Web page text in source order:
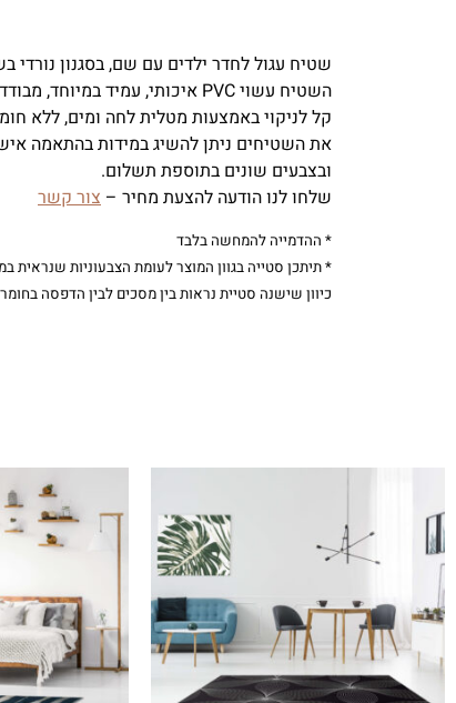
שטיח עגול לחדר ילדים עם שם, בסגנון נורדי
השטיח עשוי PVC איכותי, עמיד במיוחד, מבודד חום וקור.
קל לניקוי באמצעות מטלית לחה ומים, ללא
את השטיחים ניתן להשיג במידות בהתאמה
ובצבעים שונים בתוספת תשלום.
שלחו לנו הודעה להצעת מחיר – צור קשר
* ההדמייה להמחשה בלבד
* תיתכן סטייה בגוון המוצר לעומת הצבעוניות שנראית
כיוון שישנה סטיית נראות בין מסכים לבין הדפסה